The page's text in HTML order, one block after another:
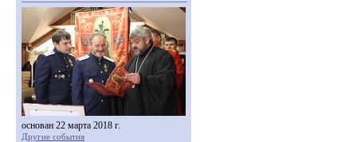
основан 22 марта 2018 г.
Другие события